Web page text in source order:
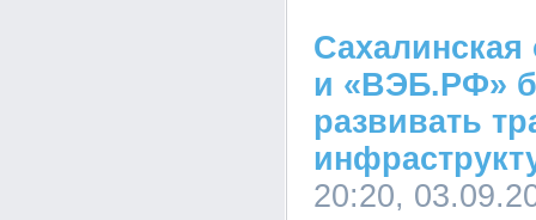
Сахалинская
и «ВЭБ.РФ»
развивать
20:20,